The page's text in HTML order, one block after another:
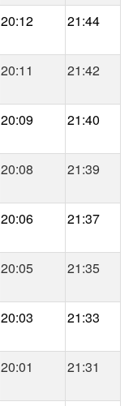
20:12 21:44
20:11 21:42
20:09 21:40
20:08 21:39
20:06 21:37
20:05 21:35
20:03 21:33
20:01 21:31